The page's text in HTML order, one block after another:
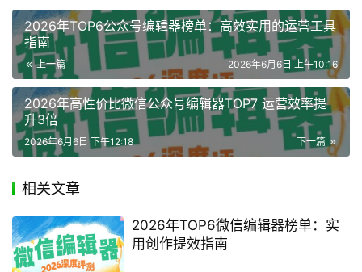
2026年TOP6公众号编辑器榜单：高效实用的运营工具
指南
上一篇 2026年6月6日 上午10:16
2026年高性价比微信公众号编辑器TOP7 运营效率提
升3倍
下一篇
2026年6月6日 下午12:18
相关文章
2026年TOP6微信编辑器榜单：实
用创作提效指南